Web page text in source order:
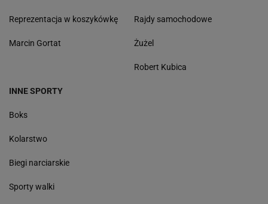
Reprezentacja w koszykówkę
Marcin Gortat
Rajdy samochodowe
Żużel
Robert Kubica
INNE SPORTY
Boks
Kolarstwo
Biegi narciarskie
Sporty walki